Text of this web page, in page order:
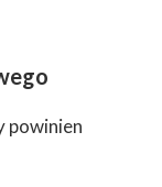
powinien